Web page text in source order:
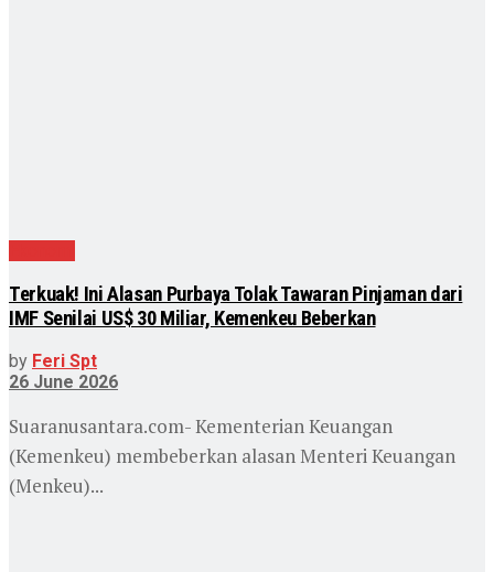
Terkuak! Ini Alasan Purbaya Tolak Tawaran Pinjaman dari
IMF Senilai US$ 30 Miliar, Kemenkeu Beberkan
by Feri Spt
26 June 2026
Suaranusantara.com- Kementerian Keuangan
(Kemenkeu) membeberkan alasan Menteri Keuangan
(Menkeu)...